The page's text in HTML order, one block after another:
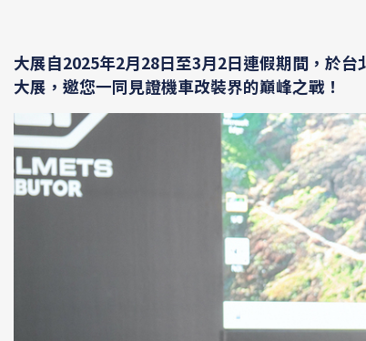
大展自2025年2月28日至3月2日連假期間，於
大展，邀您一同見證機車改裝界的巔峰之戰！